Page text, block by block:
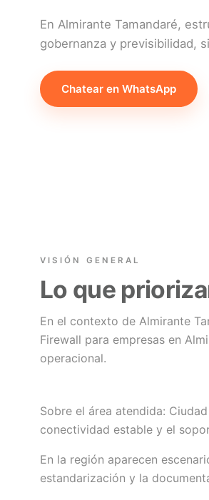
En Almirante Tamandaré,
gobernanza y previsibilidad,
Chatear en WhatsApp
VISIÓN GENERAL
Lo que
En el contexto de Almirante
Firewall para empresas en
operacional.
Sobre el área atendida:
conectividad estable y el
En la región aparecen
estandarización y la